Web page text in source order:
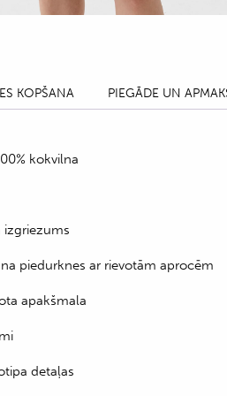
KOPŠANA PIEGĀDE UN
kokvilna
izgriezums
piedurknes ar rievotām aprocēm
apakšmala
detaļas